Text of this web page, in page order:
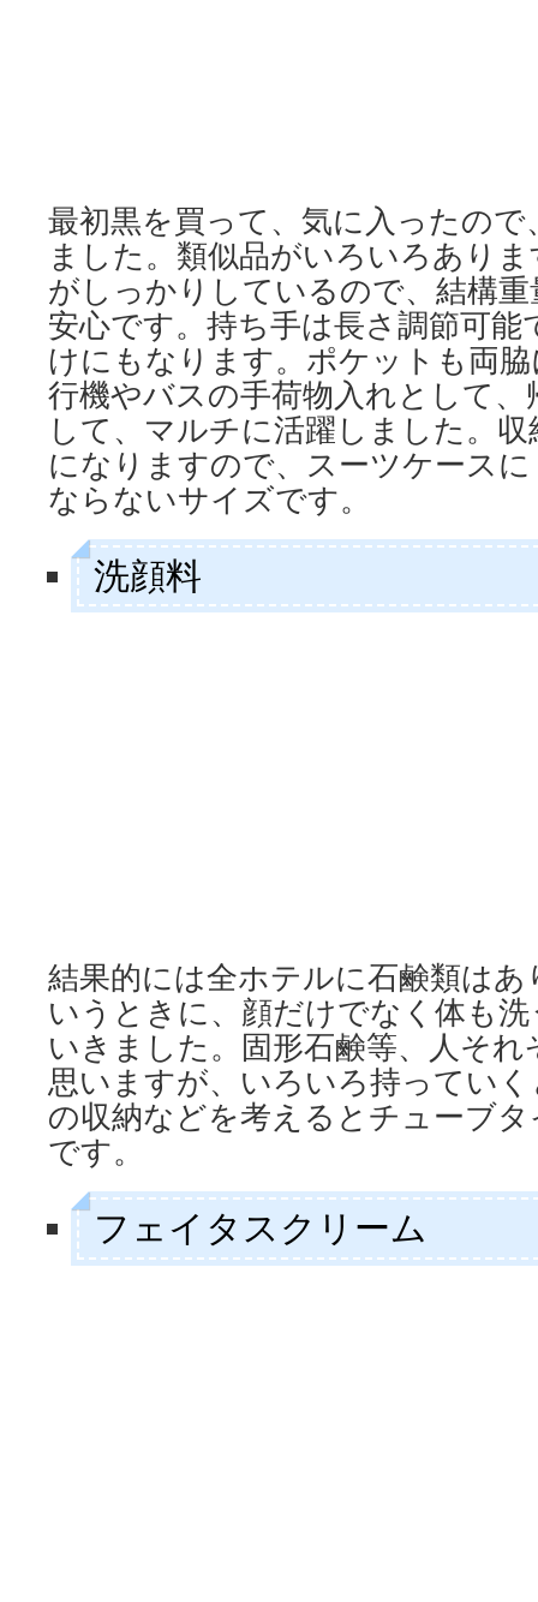
最初黒を買って、気に入ったの
ました。類似品がいろいろあり
がしっかりしているので、結構
安心です。持ち手は長さ調節可能
けにもなります。ポケットも両
行機やバスの手荷物入れとして
して、マルチに活躍しました。
になりますので、スーツケース
ならないサイズです。
洗顔料
結果的には全ホテルに石鹸類は
いうときに、顔だけでなく体も
いきました。固形石鹸等、人そ
思いますが、いろいろ持ってい
の収納などを考えるとチューブ
です。
フェイタスクリーム